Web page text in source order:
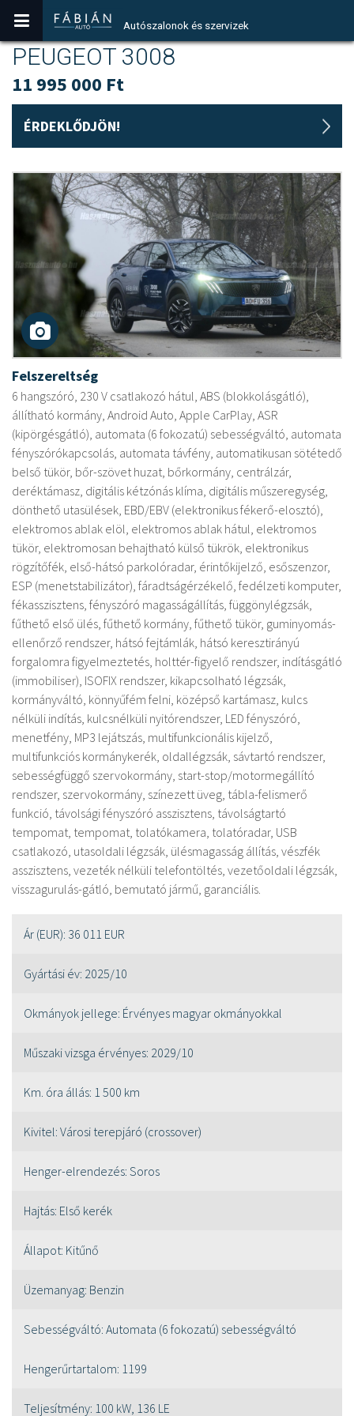
Autószalonok és szervizek
PEUGEOT 3008
11 995 000 Ft
ÉRDEKLŐDJÖN!
Felszereltség
6 hangszóró, 230 V csatlakozó hátul, ABS (blokkolásgátló),
állítható kormány, Android Auto, Apple CarPlay, ASR
(kipörgésgátló), automata (6 fokozatú) sebességváltó, automata
fényszórókapcsolás, automata távfény, automatikusan sötétedő
belső tükör, bőr-szövet huzat, bőrkormány, centrálzár,
deréktámasz, digitális kétzónás klíma, digitális műszeregység,
dönthető utasülések, EBD/EBV (elektronikus fékerő-elosztó),
elektromos ablak elöl, elektromos ablak hátul, elektromos
tükör, elektromosan behajtható külső tükrök, elektronikus
rögzítőfék, első-hátsó parkolóradar, érintőkijelző, esőszenzor,
ESP (menetstabilizátor), fáradtságérzékelő, fedélzeti komputer,
fékasszisztens, fényszóró magasságállítás, függönylégzsák,
fűthető első ülés, fűthető kormány, fűthető tükör, guminyomás-
ellenőrző rendszer, hátsó fejtámlák, hátsó keresztirányú
forgalomra figyelmeztetés, holttér-figyelő rendszer, indításgátló
(immobiliser), ISOFIX rendszer, kikapcsolható légzsák,
kormányváltó, könnyűfém felni, középső kartámasz, kulcs
nélküli indítás, kulcsnélküli nyitórendszer, LED fényszóró,
menetfény, MP3 lejátszás, multifunkcionális kijelző,
multifunkciós kormánykerék, oldallégzsák, sávtartó rendszer,
sebességfüggő szervokormány, start-stop/motormegállító
rendszer, szervokormány, színezett üveg, tábla-felismerő
funkció, távolsági fényszóró asszisztens, távolságtartó
tempomat, tempomat, tolatókamera, tolatóradar, USB
csatlakozó, utasoldali légzsák, ülésmagasság állítás, vészfék
asszisztens, vezeték nélküli telefontöltés, vezetőoldali légzsák,
visszagurulás-gátló, bemutató jármű, garanciális.
Ár (EUR): 36 011 EUR
Gyártási év: 2025/10
Okmányok jellege: Érvényes magyar okmányokkal
Műszaki vizsga érvényes: 2029/10
Km. óra állás: 1 500 km
Kivitel: Városi terepjáró (crossover)
Henger-elrendezés: Soros
Hajtás: Első kerék
Állapot: Kitűnő
Üzemanyag: Benzin
Sebességváltó: Automata (6 fokozatú) sebességváltó
Hengerűrtartalom: 1199
Teljesítmény: 100 kW, 136 LE